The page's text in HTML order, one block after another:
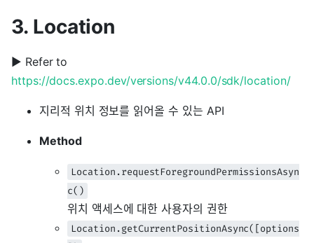
3. Location
▶ Refer to
https://docs.expo.dev/versions/v44.0.0/sdk/location/
지리적 위치 정보를 읽어올 수 있는 API
Method
Location.requestForegroundPermissionsAsyn
c()
위치 액세스에 대한 사용자의 권한
Location.getCurrentPositionAsync([options